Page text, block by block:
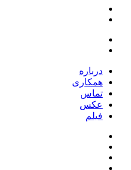
درباره
همکاری
تماس
عکس
فیلم